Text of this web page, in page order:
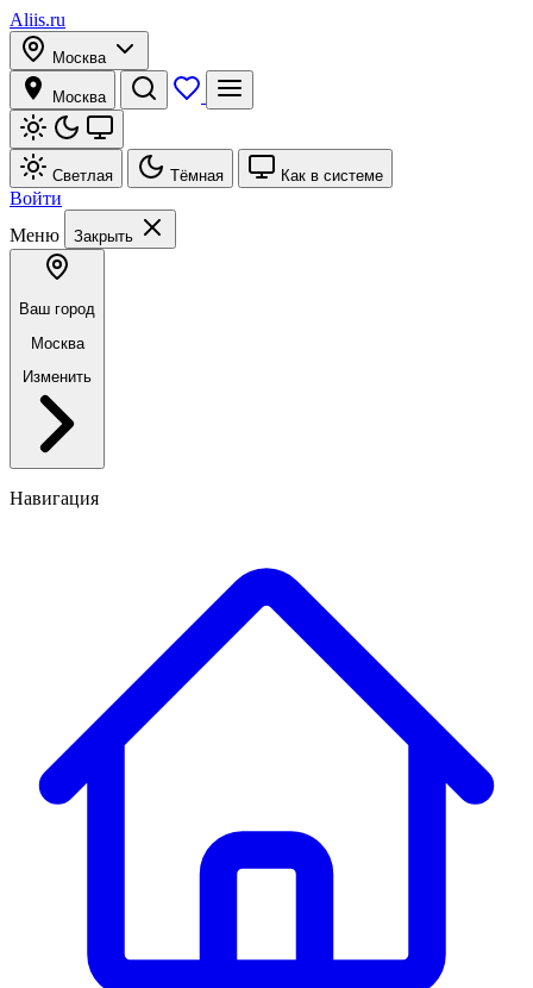
Aliis.ru
Москва
Москва
Светлая Тёмная Как в системе
Войти
Меню
Закрыть
Ваш город
Москва
Изменить
Навигация